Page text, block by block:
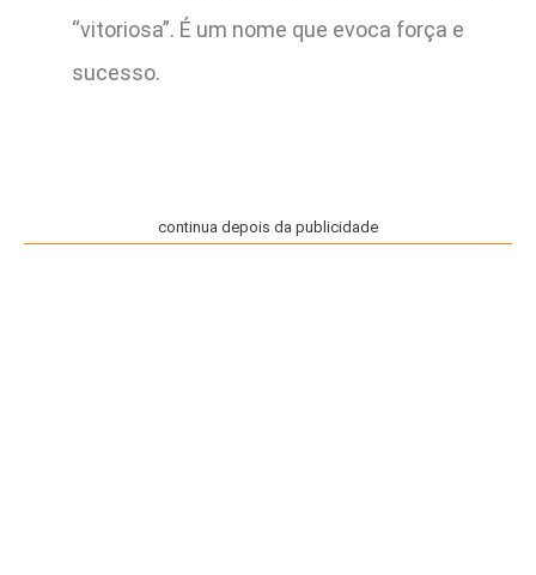
“vitoriosa”. É um nome que evoca força e
sucesso.
continua depois da publicidade